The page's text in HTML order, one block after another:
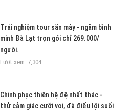
Trải nghiệm tour săn mây - ngắm bình
minh Đà Lạt trọn gói chỉ 269.000/
người.
Lượt xem: 7,304
Chinh phục thiên hệ đệ nhất thác -
thử cảm giác cưỡi voi, đà điểu lội suối